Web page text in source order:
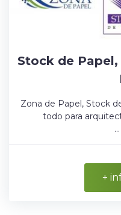
Stock de
Zona de Papel, Stock
todo para
...
+